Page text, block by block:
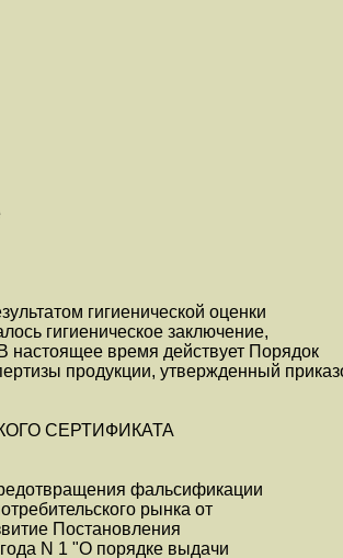
гигиенической оценки
гигиеническое заключение,
настоящее время действует Порядок
продукции, утвержденный
СЕРТИФИКАТА
фальсификации
рынка от
Постановления
N 1 "О порядке выдачи